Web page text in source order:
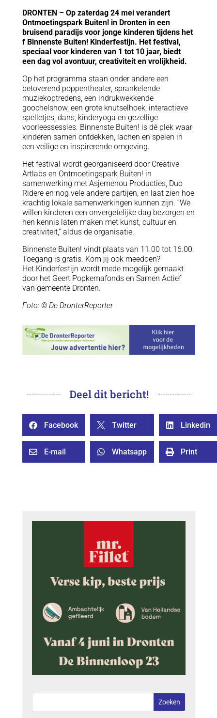
DRONTEN – Op zaterdag 24 mei verandert
Ontmoetingspark Buiten! in Dronten in een
bruisend paradijs voor jonge kinderen tijdens het
f Binnenste Buiten! Kinderfestijn. Het festival,
speciaal voor kinderen van 1 tot 10 jaar, biedt
een dag vol avontuur, creativiteit en vrolijkheid.
Op het programma staan onder andere een
betoverend poppentheater, sprankelende
muziekoptredens, een indrukwekkende
goochelshow, een grote knutselhoek, interactieve
spelletjes, dans, kinderyoga en gezellige
voorleessessies. Binnenste Buiten! is dé plek waar
kinderen samen ontdekken, lachen en spelen in
een veilige en inspirerende omgeving.
Het festival wordt georganiseerd door Creative
Artlabs en Ontmoetingspark Buiten! in
samenwerking met Asjemenou Producties, Duo
Ridere en nog vele andere partijen, en laat zien hoe
krachtig lokale samenwerkingen kunnen zijn. “We
willen kinderen een onvergetelijke dag bezorgen en
hen kennis laten maken met kunst, cultuur en
creativiteit,” aldus de organisatie.
Binnenste Buiten! vindt plaats van 11.00 tot 16.00.
Toegang is gratis. Kom jij ook meedoen?
Het Kinderfestijn wordt mede mogelijk gemaakt
door het Geert Popkemafonds en Samen Actief
van gemeente Dronten.
Foto: © De DronterReporter
Deel dit bericht!
 Facebook  Twitter  Linkedin
 E-mail  Whatsapp  Print